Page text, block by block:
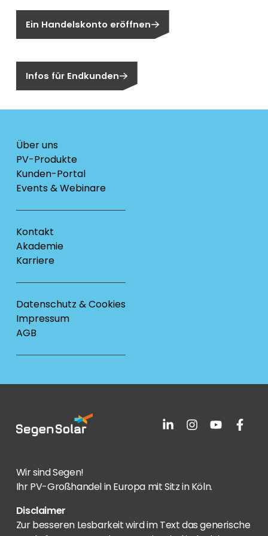
Ein Handelskonto eröffnen
Infos für Endkunden
Über uns
PV-Produkte
Kunden-Portal
Events & Webinare
Kontakt
Akademie
Karriere
Datenschutz & Cookies
Impressum
AGB
Wir sind Segen!
Ihr PV-Großhandel in Europa mit Sitz in Köln.
Disclaimer
Zur besseren Lesbarkeit wird im Text das generische